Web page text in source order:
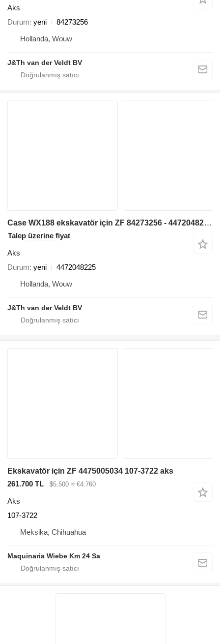
Aks
Durum yeni
84273256
Hollanda, Wouw
J&Th van der Veldt BV
Case WX188 ekskavatör için ZF 84273256 - 4472048225 aks
Talep üzerine fiyat
Aks
Durum yeni
4472048225
Hollanda, Wouw
J&Th van der Veldt BV
Ekskavatör için ZF 4475005034 107-3722 aks
261.700 TL
$5.500 ≈ €4.760
Aks
107-3722
Meksika, Chihuahua
Maquinaria Wiebe Km 24 Sa